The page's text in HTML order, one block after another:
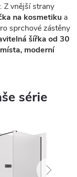
Z vnější strany
na kosmetiku a
sprchové zástěny
šířka od 30
moderní
série